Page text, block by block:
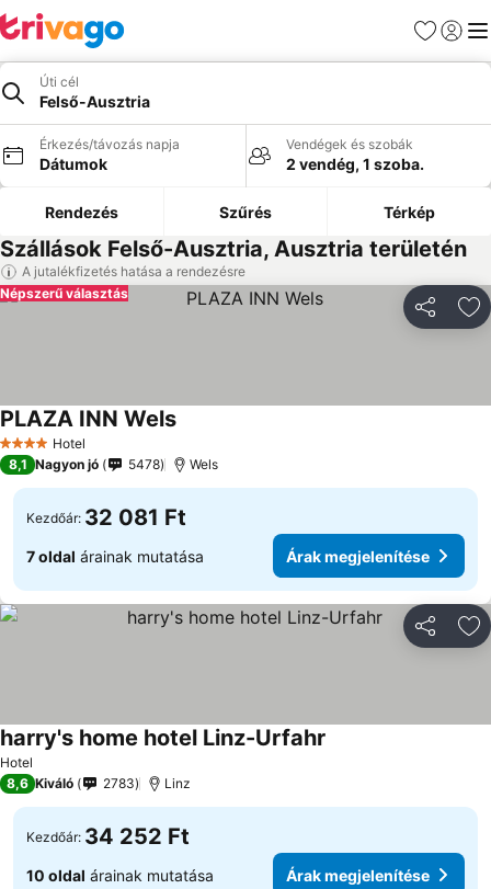
Kedvencek
Úti cél
Felső-Ausztria
Érkezés/távozás napja
Dátumok
Vendégek és szobák
2 vendég, 1 szoba.
Rendezés Szűrés Térkép
Szállások Felső-Ausztria, Ausztria területén
A jutalékfizetés hatása a rendezésre
Népszerű választás
4 KategóriaHotel
PLAZA INN Wels
8,1 Nagyon jó 5478 Wels
Kezdőár: 32 081 Ft
7 oldal árainak mutatása Árak megjelenítése
Hotel
harry's home hotel Linz-Urfahr
8,6 Kiváló 2783 Linz
Kezdőár: 34 252 Ft
10 oldal árainak mutatása Árak megjelenítése